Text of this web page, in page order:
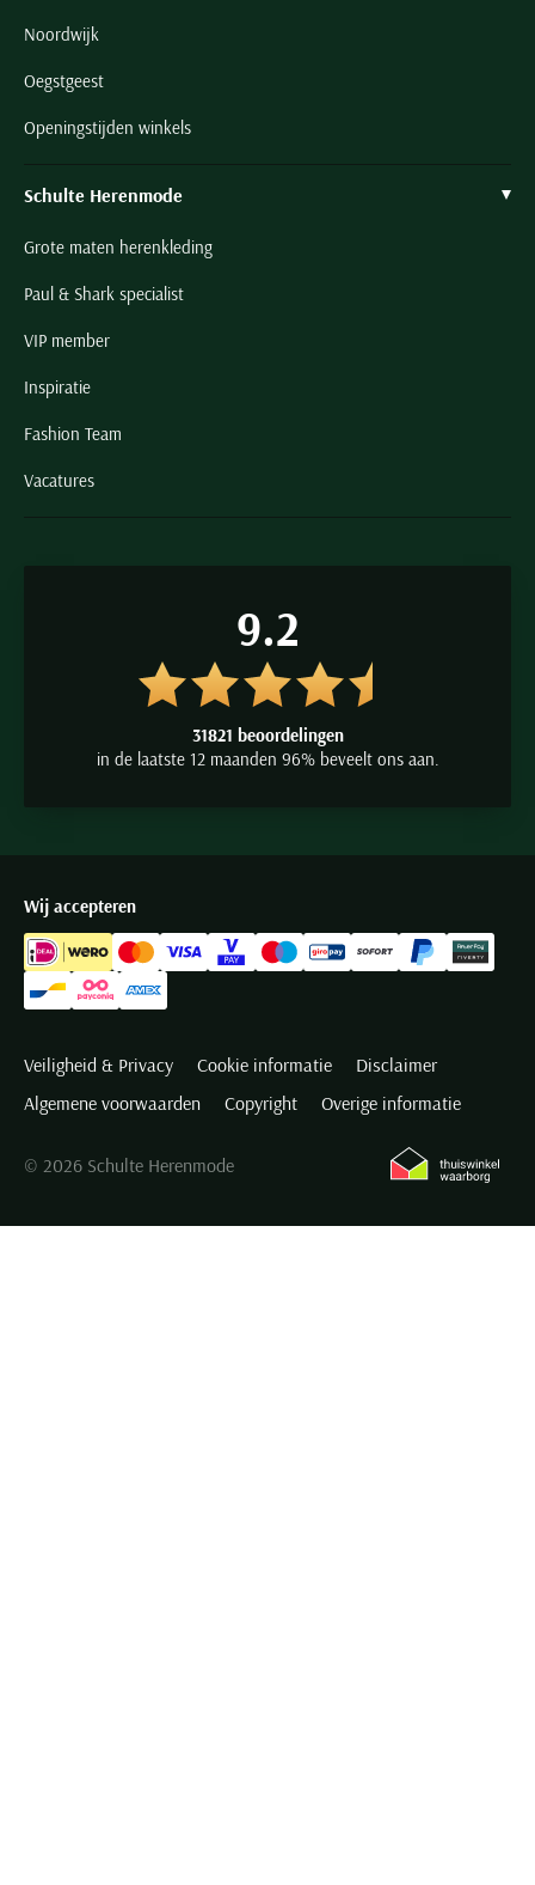
Noordwijk
Oegstgeest
Openingstijden winkels
Schulte Herenmode
Grote maten herenkleding
Paul & Shark specialist
VIP member
Inspiratie
Fashion Team
Vacatures
9.2
31821 beoordelingen
in de laatste 12 maanden 96% beveelt ons aan.
Wij accepteren
Veiligheid & Privacy Cookie informatie
Disclaimer
Algemene voorwaarden
Copyright Overige informatie
© 2026 Schulte Herenmode